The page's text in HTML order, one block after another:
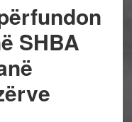
SHBA